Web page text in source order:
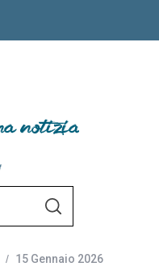
S
C
H
15 Gennaio 2026